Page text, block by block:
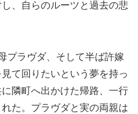
、自らのルーツと過去の悲
プラヴダ、そして半ば許嫁
て回りたいという夢を持っ
隣町へ出かけた帰路、一行
た。プラヴダと実の両親は